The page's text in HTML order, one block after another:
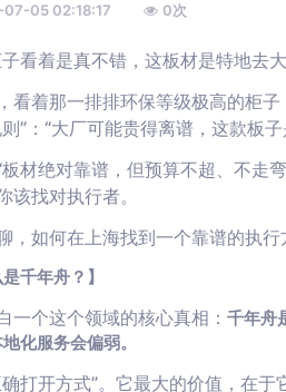
05 02:18:17 0次
看着是真不错，这板材是特地去
看着那一排排环保等级极高的柜
”：“大厂可能贵得离谱，这款板
材绝对靠谱，但预算不超、不走
该找对执行者。
，如何在上海找到一个靠谱的执
千年舟？】
一个这个领域的核心真相： 千年舟
化服务会偏弱。
打开方式”。它最大的价值，在